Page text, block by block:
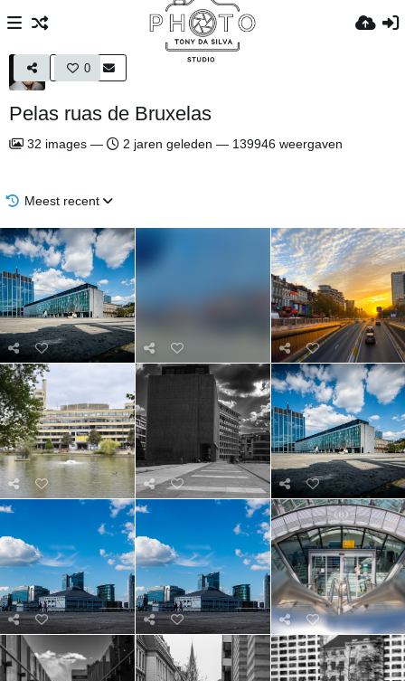
0
Pelas ruas de Bruxelas
32 images — 2 jaren geleden — 139946 weergaven
Meest recent